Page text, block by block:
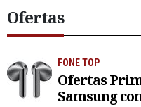
Ofertas
FONE TOP
Ofertas
Samsung